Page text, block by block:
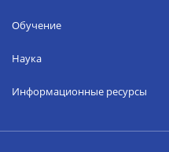
Обучение
Наука
Информационные ресурсы